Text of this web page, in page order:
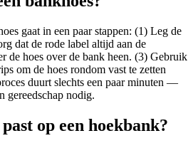
gaat in een paar stappen: (1) Leg de
dat de rode label altijd aan de
de hoes over de bank heen. (3) Gebruik
om de hoes rondom vast te zetten
duurt slechts een paar minuten —
gereedschap nodig.
op een hoekbank?